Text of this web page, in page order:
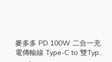
麥多多 PD 100W 二合一充
電傳輸線 Type-C to 雙Type-